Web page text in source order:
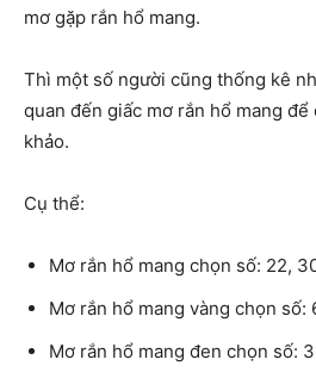
mơ gặp rắn hổ mang.
Thì một số người cũng thống kê
quan đến giấc mơ rắn hổ mang để
khảo.
Cụ thể:
Mơ rắn hổ mang chọn số: 22,
Mơ rắn hổ mang vàng chọn số:
Mơ rắn hổ mang đen chọn số: